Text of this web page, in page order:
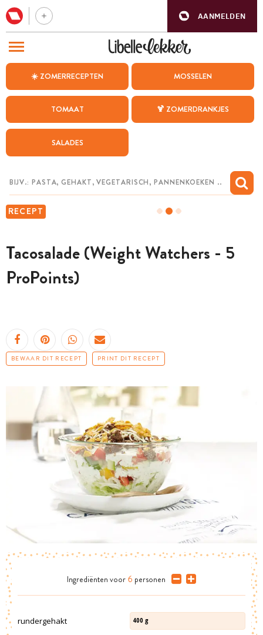
AANMELDEN
☀️ ZOMERRECEPTEN MOSSELEN
TOMAAT 🍹 ZOMERDRANKJES
SALADES
RECEPT
Tacosalade (Weight Watchers - 5
ProPoints)
BEWAAR DIT RECEPT PRINT DIT RECEPT
Ingrediënten voor 6 personen
rundergehakt 400 g
BEZOEK ONZE ANDERE WEBSITES
WEEKMENU
CHAT MET MAIA
MIJN BEWAARDE RECEPTEN